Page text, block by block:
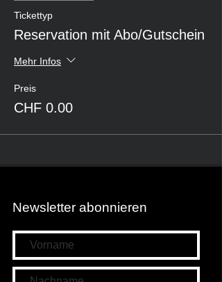
Tickettyp
Reservation mit Abo/Gutschein
Mehr Infos
Preis
CHF 0.00
Newsletter abonnieren